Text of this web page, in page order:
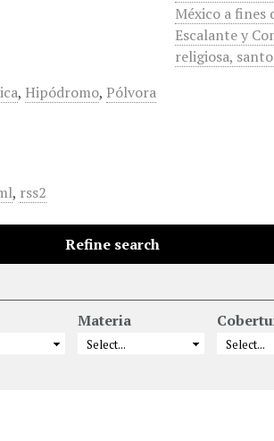
México a fines
Escalante y
religiosa,
, Hipódromo, Pólvora
, rss2
Refine search
Materia